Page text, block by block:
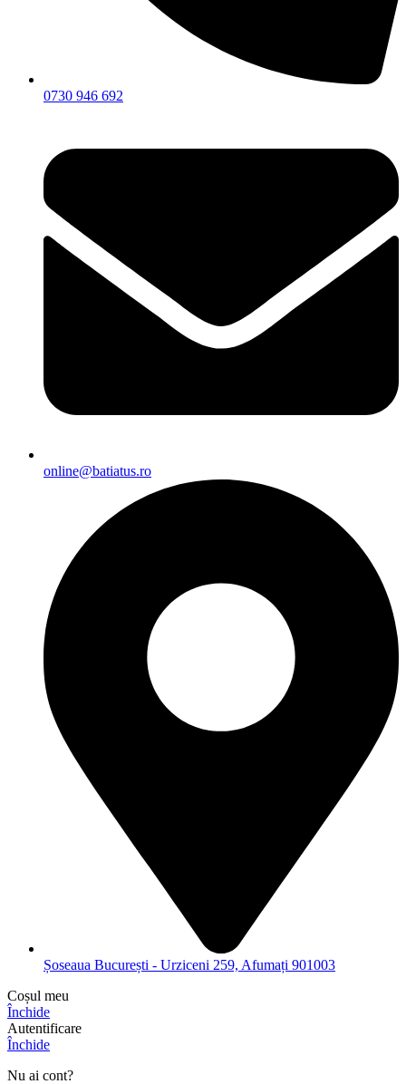
0730 946 692
online@batiatus.ro
Șoseaua București - Urziceni 259, Afumați 901003
Coșul meu
Închide
Autentificare
Închide
Nu ai cont?